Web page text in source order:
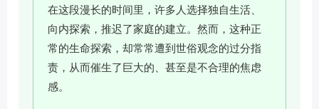
在这段漫长的时间里，许多人选择独自生活、
向内探索，推迟了家庭的建立。然而，这种正
常的生命探索，却常常遭到世俗观念的过分指
责，从而催生了巨大的、甚至是不合理的焦虑
感。